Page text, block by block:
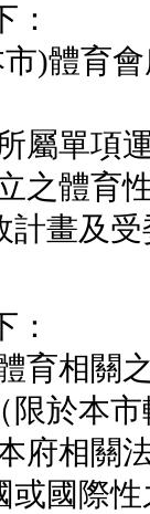
)體育
屬單項
之體育
計畫及
：
育相關
限於本
府相關
或國際